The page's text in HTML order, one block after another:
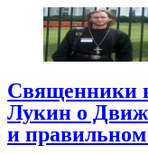
Священники
Лукин о
и